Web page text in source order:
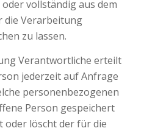
vollständig aus dem
die Verarbeitung
zu lassen.
Verantwortliche erteilt
jederzeit auf Anfrage
personenbezogenen
Person gespeichert
oder löscht der für die